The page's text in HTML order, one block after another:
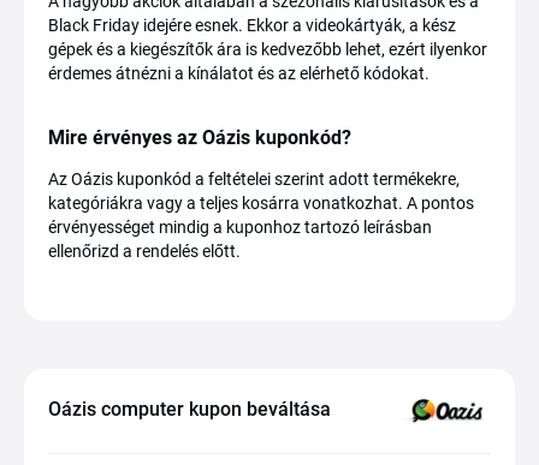
Black Friday idejére esnek. Ekkor a videokártyák, a kész
gépek és a kiegészítők ára is kedvezőbb lehet, ezért ilyenkor
érdemes átnézni a kínálatot és az elérhető kódokat.
Mire érvényes az Oázis kuponkód?
Az Oázis kuponkód a feltételei szerint adott termékekre,
kategóriákra vagy a teljes kosárra vonatkozhat. A pontos
érvényességet mindig a kuponhoz tartozó leírásban
ellenőrizd a rendelés előtt.
Oázis computer kupon beváltása